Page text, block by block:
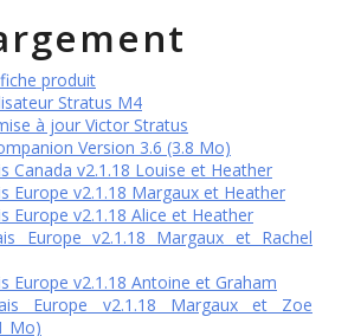
produit
Stratus M4
à jour Victor Stratus
Version 3.6 (3.8 Mo)
Canada v2.1.18 Louise et Heather
Europe v2.1.18 Margaux et Heather
Europe v2.1.18 Alice et Heather
Europe v2.1.18 Margaux et Rachel
Europe v2.1.18 Antoine et Graham
Europe v2.1.18 Margaux et Zoe
Mo)